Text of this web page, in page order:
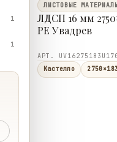
1
1
ЛИСТОВЫЕ
ЛДСП 16 мм
PE Увадрев
АРТ.
Кастелло